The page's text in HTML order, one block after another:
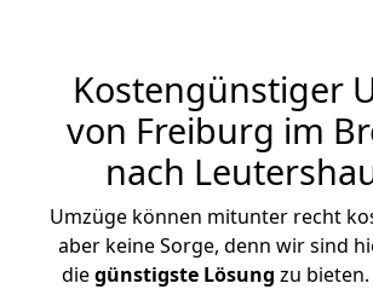
Kostengünstiger
von Freiburg im
nach
Umzüge können mitunter recht
aber keine Sorge, denn wir sind
diegünstigste Lösung zu